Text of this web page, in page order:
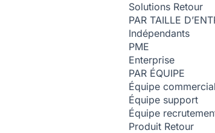
Solutions Retour
PAR TAILLE
Indépendants
PME
Enterprise
PAR ÉQUIPE
Équipe
Équipe support
Équipe
Produit Retour